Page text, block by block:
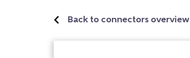
Back to connectors overview